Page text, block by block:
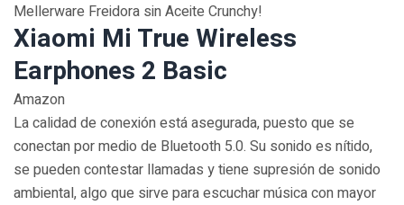
Mellerware Freidora sin Aceite Crunchy!
Xiaomi Mi True Wireless
Earphones 2 Basic
Amazon
La calidad de conexión está asegurada, puesto que se
conectan por medio de Bluetooth 5.0. Su sonido es nítido,
se pueden contestar llamadas y tiene supresión de sonido
ambiental, algo que sirve para escuchar música con mayor